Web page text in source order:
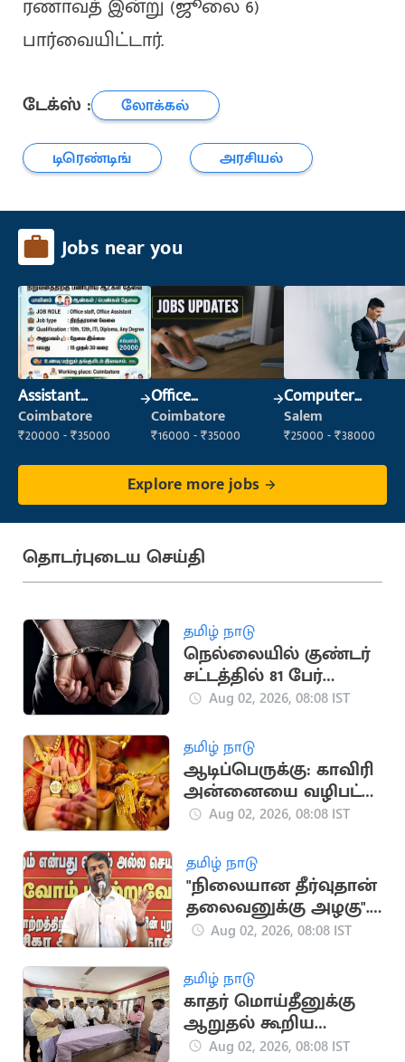
ரணாவத் இன்று (ஜூலை 6)
பார்வையிட்டார்.
டேக்ஸ் :
லோக்கல்
டிரெண்டிங்
அரசியல்
Jobs near you
Assistant
Manager
Coimbatore
₹20000 - ₹35000
Office
Administrator
Coimbatore
₹16000 - ₹35000
Computer
Operator
Salem
₹25000 - ₹38000
Explore more jobs
தொடர்புடைய செய்தி
தமிழ் நாடு
நெல்லையில் குண்டர்
சட்டத்தில் 81 பேர்
கைது
Aug 02, 2026, 08:08 IST
தமிழ் நாடு
ஆடிப்பெருக்கு: காவிரி
அன்னையை வழிபட்டு
தாலி மாற்றும்
Aug 02, 2026, 08:08 IST
தமிழ் நாடு
"நிலையான தீர்வுதான்
தலைவனுக்கு அழகு"..
சீமான் பேச்சு
Aug 02, 2026, 08:08 IST
தமிழ் நாடு
காதர் மொய்தீனுக்கு
ஆறுதல் கூறிய
அன்பில் மகேஷ்
Aug 02, 2026, 08:08 IST